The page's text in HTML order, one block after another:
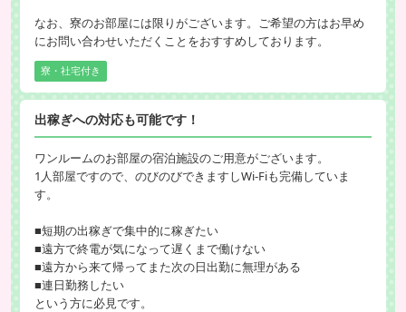
なお、寮のお部屋には限りがございます。ご希望の方はお早め
にお問い合わせいただくことをおすすめしております。
寮・社宅付き
出稼ぎへの対応も可能です！
ワンルームのお部屋の宿泊施設のご用意がございます。
1人部屋ですので、のびのびできますしWi-Fiも完備していま
す。
■短期の出稼ぎで集中的に稼ぎたい
■遠方で終電が気になって遅くまで働けない
■遠方から来て帰ってまた次の日出勤に無理がある
■連日勤務したい
という方に必見です。